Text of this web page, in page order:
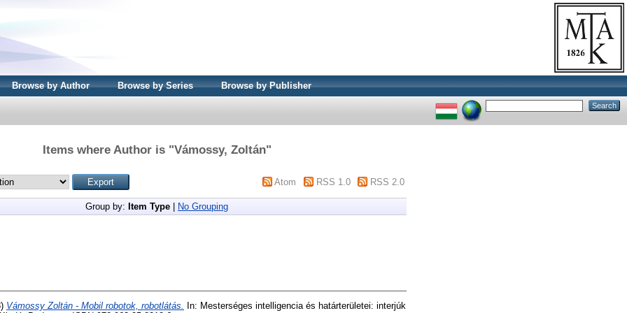
Browse by Author Browse by Series Browse by Publisher
Items where Author is "Vámossy, Zoltán"
Atom RSS 1.0 RSS 2.0
Group by: Item Type No Grouping
Vámossy Zoltán - Mobil robotok, robotlátás.
In: Mesterséges intelligencia és határterületei: interjúk